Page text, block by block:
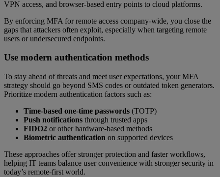
VPN access, and browser-based entry points to cloud platforms.
By enforcing MFA for remote access company-wide, you close the
gaps that attackers often exploit, especially when targeting remote
users or undersecured endpoints.
Use modern authentication methods
To stay ahead of threats and meet user expectations, your MFA
strategy should go beyond SMS codes or outdated token generators.
Prioritize modern authentication factors such as:
Time-based one-time passwords (TOTP)
Push notifications through trusted apps
FIDO2 or other hardware-based methods
Biometric authentication on supported devices
These approaches offer stronger protection and faster workflows,
helping IT teams balance user convenience with stronger security in
today’s remote-first world.